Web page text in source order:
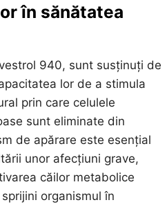
în sănătatea
940, sunt susținuți de
lor de a stimula
prin care celulele
sunt eliminate din
de apărare este esențial
unor afecțiuni grave,
căilor metabolice
organismul în